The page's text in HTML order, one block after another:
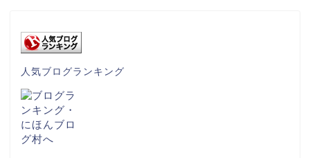
人気ブログランキング